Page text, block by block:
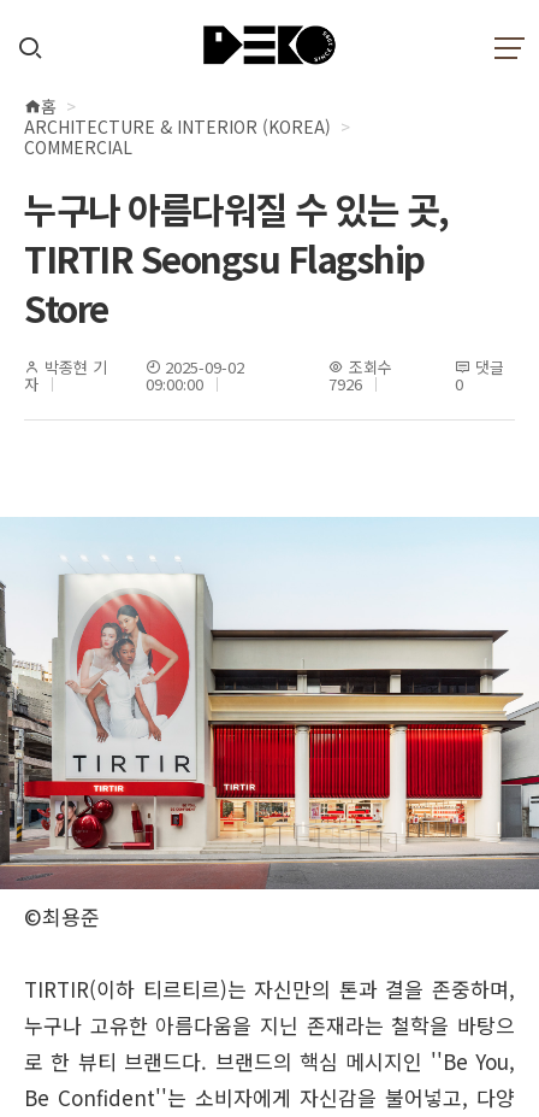
현
재
치
홈
ARCHITECTURE & INTERIOR (KOREA)
COMMERCIAL
누구나 아름다워질 수 있는 곳,
TIRTIR Seongsu Flagship
Store
박종현 기
자
2025-09-02
09:00:00
조회수
7926
댓글
0
©최용준
TIRTIR(이하 티르티르)는 자신만의 톤과 결을 존중하며,
누구나 고유한 아름다움을 지닌 존재라는 철학을 바탕으
로 한 뷰티 브랜드다. 브랜드의 핵심 메시지인 ''Be You,
Be Confident''는 소비자에게 자신감을 불어넣고, 다양